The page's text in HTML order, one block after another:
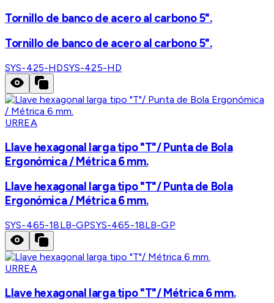
Tornillo de banco de acero al carbono 5".
Tornillo de banco de acero al carbono 5".
SYS-425-HDSYS-425-HD
URREA
Llave hexagonal larga tipo "T"/ Punta de Bola
Ergonómica / Métrica 6 mm.
Llave hexagonal larga tipo "T"/ Punta de Bola
Ergonómica / Métrica 6 mm.
SYS-465-18LB-GPSYS-465-18LB-GP
URREA
Llave hexagonal larga tipo "T"/ Métrica 6 mm.